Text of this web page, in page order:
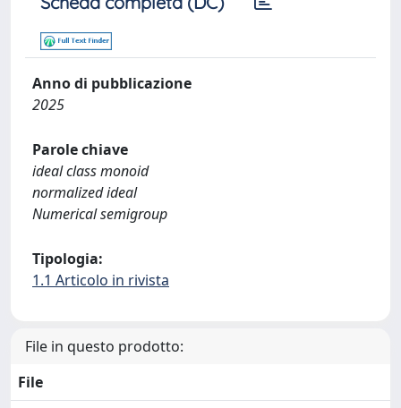
Anno di pubblicazione
2025
Parole chiave
ideal class monoid
normalized ideal
Numerical semigroup
Tipologia:
1.1 Articolo in rivista
File in questo prodotto:
File